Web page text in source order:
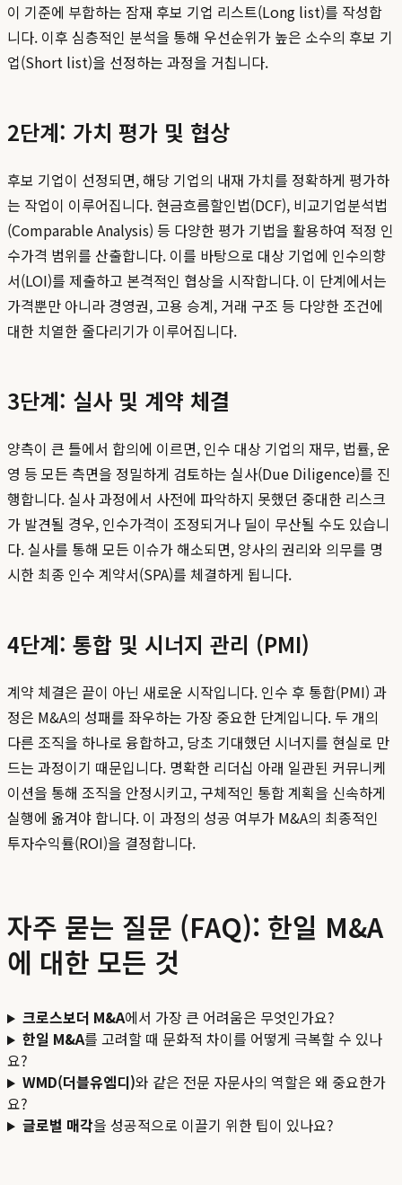
이 기준에 부합하는 잠재 후보 기업 리스트(Long list)를 작성합
니다. 이후 심층적인 분석을 통해 우선순위가 높은 소수의 후보 기
업(Short list)을 선정하는 과정을 거칩니다.
2단계: 가치 평가 및 협상
후보 기업이 선정되면, 해당 기업의 내재 가치를 정확하게 평가하
는 작업이 이루어집니다. 현금흐름할인법(DCF), 비교기업분석법
(Comparable Analysis) 등 다양한 평가 기법을 활용하여 적정 인
수가격 범위를 산출합니다. 이를 바탕으로 대상 기업에 인수의향
서(LOI)를 제출하고 본격적인 협상을 시작합니다. 이 단계에서는
가격뿐만 아니라 경영권, 고용 승계, 거래 구조 등 다양한 조건에
대한 치열한 줄다리기가 이루어집니다.
3단계: 실사 및 계약 체결
양측이 큰 틀에서 합의에 이르면, 인수 대상 기업의 재무, 법률, 운
영 등 모든 측면을 정밀하게 검토하는 실사(Due Diligence)를 진
행합니다. 실사 과정에서 사전에 파악하지 못했던 중대한 리스크
가 발견될 경우, 인수가격이 조정되거나 딜이 무산될 수도 있습니
다. 실사를 통해 모든 이슈가 해소되면, 양사의 권리와 의무를 명
시한 최종 인수 계약서(SPA)를 체결하게 됩니다.
4단계: 통합 및 시너지 관리 (PMI)
계약 체결은 끝이 아닌 새로운 시작입니다. 인수 후 통합(PMI) 과
정은 M&A의 성패를 좌우하는 가장 중요한 단계입니다. 두 개의
다른 조직을 하나로 융합하고, 당초 기대했던 시너지를 현실로 만
드는 과정이기 때문입니다. 명확한 리더십 아래 일관된 커뮤니케
이션을 통해 조직을 안정시키고, 구체적인 통합 계획을 신속하게
실행에 옮겨야 합니다. 이 과정의 성공 여부가 M&A의 최종적인
투자수익률(ROI)을 결정합니다.
자주 묻는 질문 (FAQ): 한일 M&A
에 대한 모든 것
크로스보더 M&A에서 가장 큰 어려움은 무엇인가요?
한일 M&A를 고려할 때 문화적 차이를 어떻게 극복할 수 있나
요?
WMD(더블유엠디)와 같은 전문 자문사의 역할은 왜 중요한가
요?
글로벌 매각을 성공적으로 이끌기 위한 팁이 있나요?